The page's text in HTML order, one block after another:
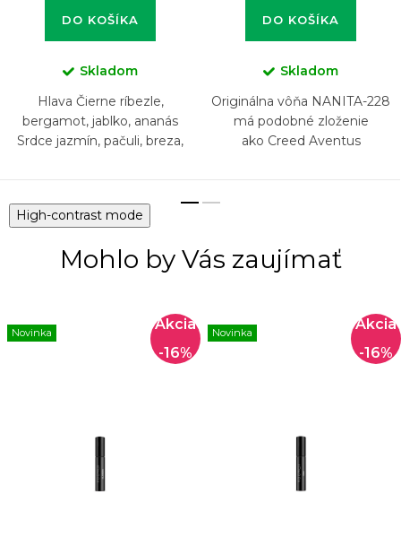
DO KOŠÍKA
Skladom
Hlava Čierne ríbezle,
bergamot, jablko, ananás
Srdce jazmín, pačuli, breza,
DO KOŠÍKA
Skladom
Originálna vôňa NANITA-228
má podobné zloženie
ako Creed Aventus
High-contrast mode
Mohlo by Vás zaujímať
Novinka
-16%
Novinka
-16%